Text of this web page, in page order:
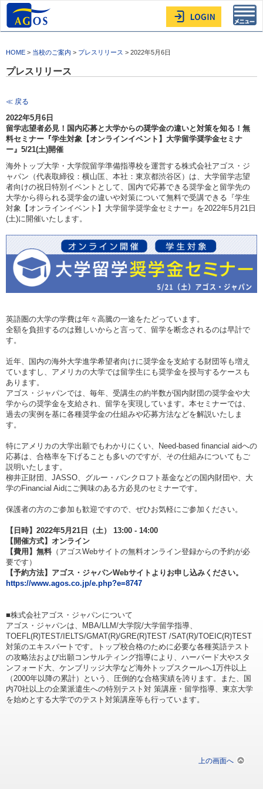
HOME > 当校のご案内 > プレスリリース > 2022年5月6日
プレスリリース
≪ 戻る
2022年5月6日
留学志望者必見！国内応募と大学からの奨学金の違いと対策を知る！無
料セミナー『学生対象【オンラインイベント】大学留学奨学金セミナ
ー』5/21(土)開催
海外トップ大学・大学院留学準備指導校を運営する株式会社アゴス・ジ
ャパン（代表取締役：横山匡、本社：東京都渋谷区）は、大学留学志望
者向けの祝日特別イベントとして、国内で応募できる奨学金と留学先の
大学から得られる奨学金の違いや対策について無料で受講できる『学生
対象【オンラインイベント】大学留学奨学金セミナー』を2022年5月21日
(土)に開催いたします。
英語圏の大学の学費は年々高騰の一途をたどっています。
全額を負担するのは難しいからと言って、留学を断念されるのは早計で
す。
近年、国内の海外大学進学希望者向けに奨学金を支給する財団等も増え
ていますし、アメリカの大学では留学生にも奨学金を授与するケースも
あります。
アゴス・ジャパンでは、毎年、受講生の約半数が国内財団の奨学金や大
学からの奨学金を支給され、留学を実現しています。本セミナーでは、
過去の実例を基に各種奨学金の仕組みや応募方法などを解説いたしま
す。
特にアメリカの大学出願でもわかりにくい、Need-based financial aidへの
応募は、合格率を下げることも多いのですが、その仕組みについてもご
説明いたします。
柳井正財団、JASSO、グルー・バンクロフト基金などの国内財団や、大
学のFinancial Aidにご興味のある方必見のセミナーです。
保護者の方のご参加も歓迎ですので、ぜひお気軽にご参加ください。
【日時】2022年5月21日（土） 13:00 - 14:00
【開催方式】オンライン
【費用】無料（アゴスWebサイトの無料オンライン登録からの予約が必
要です）
【予約方法】アゴス・ジャパンWebサイトよりお申し込みください。
https://www.agos.co.jp/e.php?e=8747
■株式会社アゴス・ジャパンについて
アゴス・ジャパンは、MBA/LLM/大学院/大学留学指導、
TOEFL(R)TEST/IELTS/GMAT(R)/GRE(R)TEST /SAT(R)/TOEIC(R)TEST
対策のエキスパートです。トップ校合格のために必要な各種英語テスト
の攻略法および出願コンサルティング指導により、ハーバード大やスタ
ンフォード大、ケンブリッジ大学など海外トップスクールへ1万件以上
（2000年以降の累計）という、圧倒的な合格実績を誇ります。また、国
内70社以上の企業派遣生への特別テスト対 策講座・留学指導、東京大学
を始めとする大学でのテスト対策講座等も行っています。
上の画面へ